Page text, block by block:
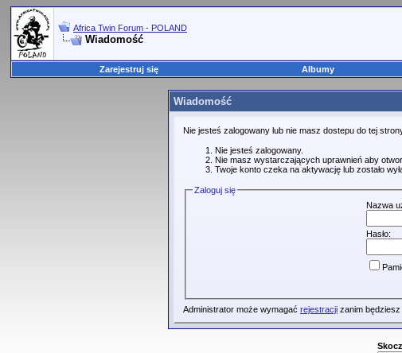
Africa Twin Forum - POLAND
Wiadomość
Zarejestruj się Albumy
Wiadomość
Nie jesteś zalogowany lub nie masz dostepu do tej
Nie jesteś zalogowany.
Nie masz wystarczających uprawnień aby
Twoje konto czeka na aktywację lub zostało
Zaloguj się
Nazwa
Hasło:
Administrator może wymagać rejestracji zanim będziesz